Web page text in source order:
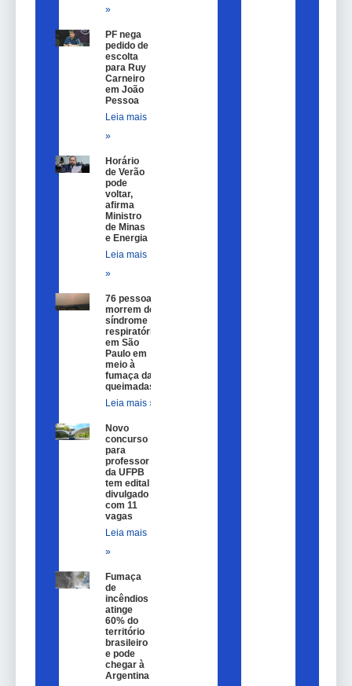
»
PF nega
pedido de
escolta
para Ruy
Carneiro
em João
Pessoa
Leia mais
»
Horário
de Verão
pode
voltar,
afirma
Ministro
de Minas
e Energia
Leia mais
»
76 pessoas
morrem de
síndrome
respiratória
em São
Paulo em
meio à
fumaça das
queimadas
Leia mais »
Novo
concurso
para
professor
da UFPB
tem edital
divulgado
com 11
vagas
Leia mais
»
Fumaça
de
incêndios
atinge
60% do
território
brasileiro
e pode
chegar à
Argentina